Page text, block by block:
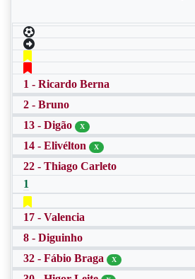
1 - Ricardo Berna
2 - Bruno
13 - Digão
X
14 - Elivélton X
22 - Thiago Carleto
1
17 - Valencia
8 - Diguinho
32 - Fábio Braga
X